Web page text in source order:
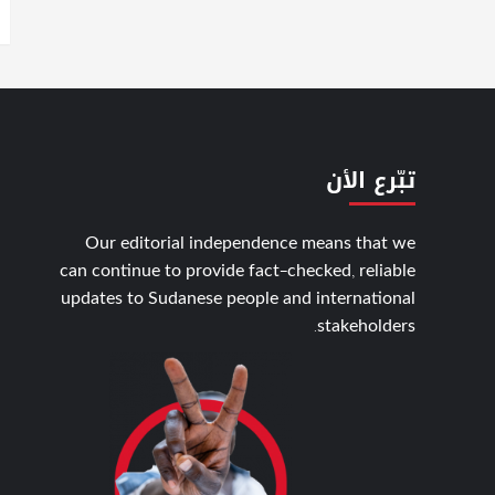
تبّرع الأن
Our editorial independence means that we
can continue to provide fact-checked, reliable
updates to Sudanese people and international
stakeholders.